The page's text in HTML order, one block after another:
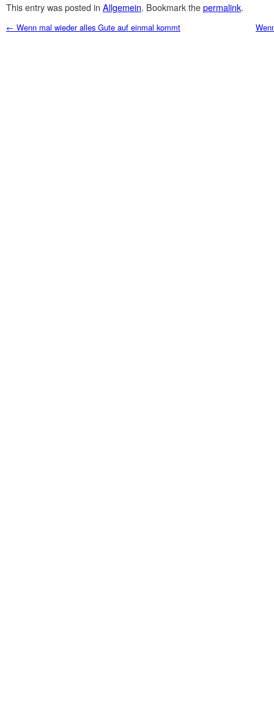
This entry was posted in Allgemein. Bookmark thepermalink.
Post navigation
← Wenn mal wieder alles Gute auf einmal kommt